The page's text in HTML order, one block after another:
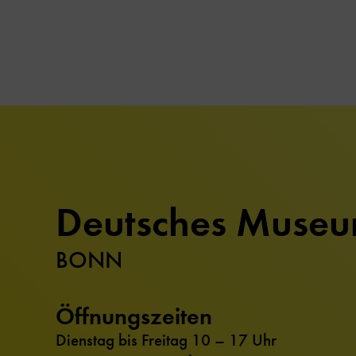
Deutsches
BONN
Öffnungszeiten
Dienstag bis Freitag 10 – 17 Uhr